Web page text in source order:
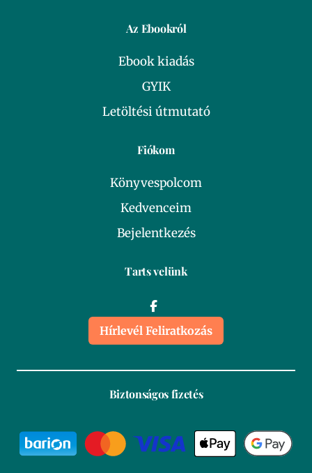
Az Ebookról
Ebook kiadás
GYIK
Letöltési útmutató
Fiókom
Könyvespolcom
Kedvenceim
Bejelentkezés
Tarts velünk
Hírlevél Feliratkozás
Biztonságos fizetés